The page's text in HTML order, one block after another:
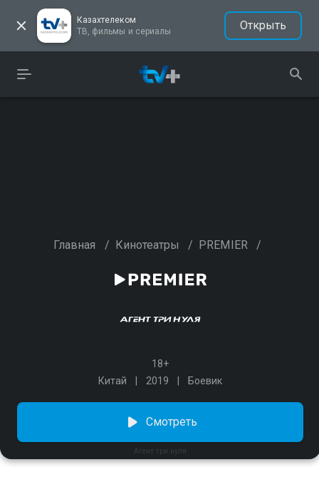
Казахтелеком
ТВ, фильмы и сериалы
Открыть
Главная / Кинотеатры / PREMIER /
18+
Китай
2019 Боевик
Агент три нуля
Смотреть